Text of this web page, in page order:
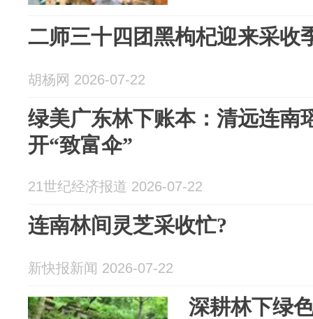
二师三十四团黑枸杞迎来采收
胡杨网 2026-07-22
绿美广东林下账本：清远连南
开“致富伞”
21世纪经济报道 2026-07-22
连南林间灵芝采收忙?
新快报新闻 2026-07-22
深耕林下绿